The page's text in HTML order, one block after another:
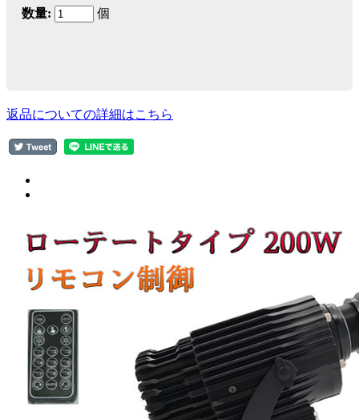
数量: 個
返品についての詳細はこちら